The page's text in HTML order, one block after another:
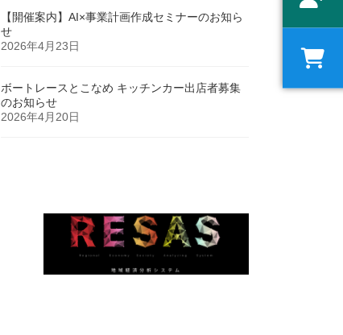
【開催案内】AI×事業計画作成セミナーのお知ら
せ
2026年4月23日
ボートレースとこなめ キッチンカー出店者募集
のお知らせ
2026年4月20日